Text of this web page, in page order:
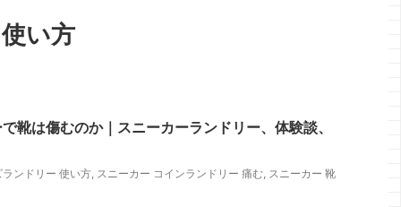
い方
靴は傷むのか｜スニーカーランドリー、体験談、
ンドリー 使い方, スニーカー コインランドリー 痛む, スニーカー 靴